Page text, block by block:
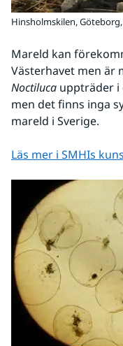
Hinsholmskilen,
Mareld kan
Noctiluca uppträder i
men det finns inga
mareld i Sverige.
Läs mer i SMHIs